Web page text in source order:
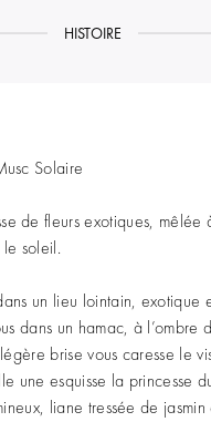
HISTOIRE
Solaire
de fleurs exotiques, mêlée
soleil.
un lieu lointain, exotique
dans un hamac, à l’ombre
brise vous caresse le
une esquisse la princesse
liane tressée de